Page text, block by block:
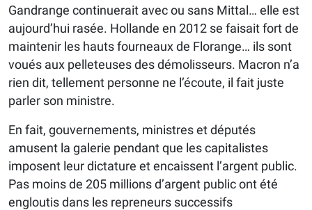
Gandrange continuerait avec ou sans Mittal… elle est
aujourd’hui rasée. Hollande en 2012 se faisait fort de
maintenir les hauts fourneaux de Florange… ils sont
voués aux pelleteuses des démolisseurs. Macron n’a
rien dit, tellement personne ne l’écoute, il fait juste
parler son ministre.
En fait, gouvernements, ministres et députés
amusent la galerie pendant que les capitalistes
imposent leur dictature et encaissent l’argent public.
Pas moins de 205 millions d’argent public ont été
engloutis dans les repreneurs successifs